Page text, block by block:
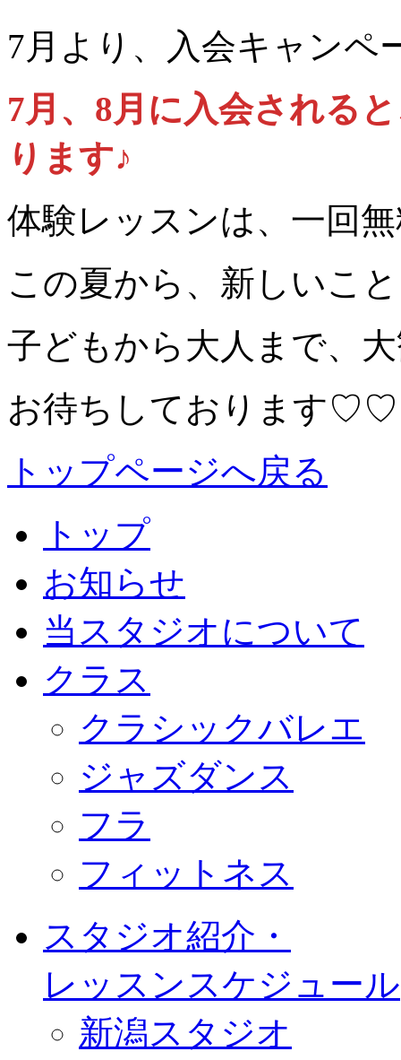
7月より、入会キャンペ
7月、8月に入会される
ります♪
体験レッスンは、一回
この夏から、新しいこ
子どもから大人まで、
お待ちしております♡♡
トップページへ戻る
トップ
お知らせ
当スタジオについて
クラス
クラシックバレエ
ジャズダンス
フラ
フィットネス
スタジオ紹介・
レッスンスケジュール
新潟スタジオ